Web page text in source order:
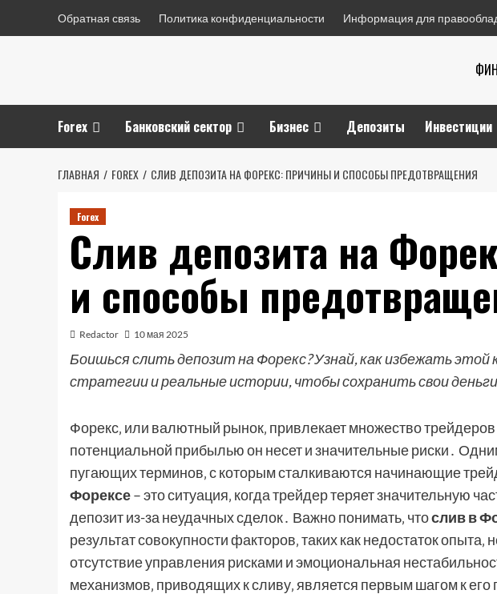
Обратная связь Политика конфиденциальности Информация для
Forex Банковский сектор Бизнес Депозиты Инвестиции
ГЛАВНАЯ FOREX СЛИВ ДЕПОЗИТА НА ФОРЕКС: ПРИЧИНЫ И СПОСОБЫ ПРЕДОТВРАЩЕНИЯ
Forex
Слив депозита на
и способы
Redactor 10 мая 2025
Боишься слить депозит на Форекс? Узнай, как избежать
стратегии и реальные истории, чтобы сохранить свои
Форекс‚ или валютный рынок‚ привлекает множество трейдеров
потенциальной прибылью он несет и значительные риски․
пугающих терминов‚ с которым сталкиваются начинающие
Форексе– это ситуация‚ когда трейдер теряет значительную
депозит из-за неудачных сделок․ Важно понимать‚ чтослив в
результат совокупности факторов‚ таких как недостаток опыта‚
отсутствие управления рисками и эмоциональная
механизмов‚ приводящих к сливу‚ является первым шагом к